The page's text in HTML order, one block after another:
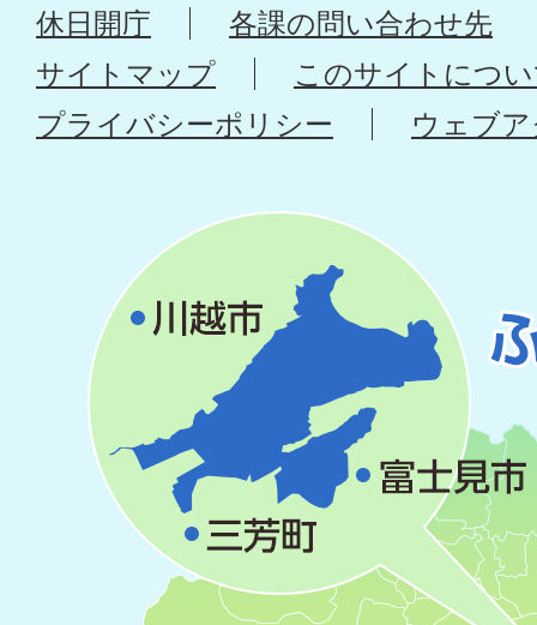
休日開庁
各課の問い合わせ先
サイトマップ
このサイトにつ
プライバシーポリシー
ウェブ